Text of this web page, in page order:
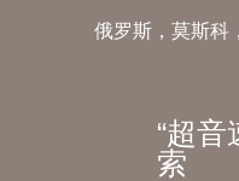
俄罗斯，莫斯科
“超音
索